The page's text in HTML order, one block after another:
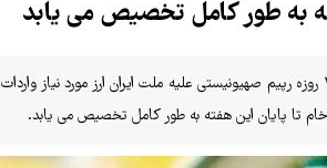
به طور کامل تخصیص می یابد
دبیر انجمن صنفی صنایع روغن نباتی کشور با بیان اینکه در زمان جنگ تحمیلی ۱۲ روزه رپیم صهیونیستی علیه ملت ایران ارز مورد نیاز واردات
تا پایان این هفته به طور کامل تخصیص می یابد.